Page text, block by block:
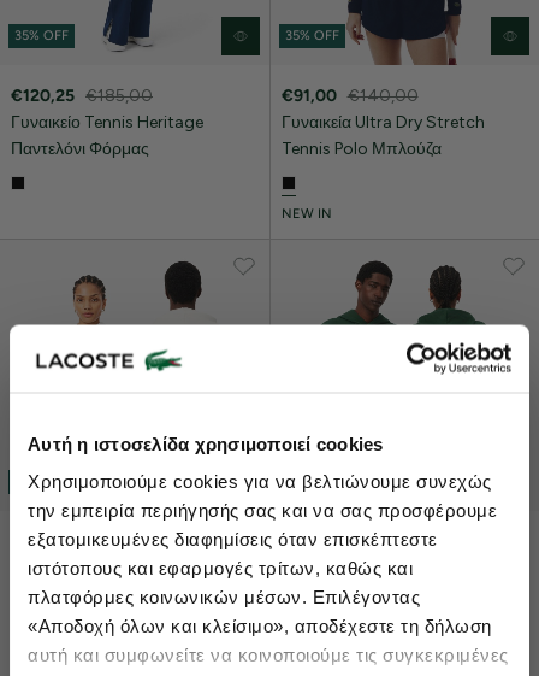
Αυτή η ιστοσελίδα χρησιμοποιεί cookies
Χρησιμοποιούμε cookies για να βελτιώνουμε συνεχώς
την εμπειρία περιήγησής σας και να σας προσφέρουμε
εξατομικευμένες διαφημίσεις όταν επισκέπτεστε
ιστότοπους και εφαρμογές τρίτων, καθώς και
πλατφόρμες κοινωνικών μέσων. Επιλέγοντας
«Αποδοχή όλων και κλείσιμο», αποδέχεστε τη δήλωση
αυτή και συμφωνείτε να κοινοποιούμε τις συγκεκριμένες
35% OFF
€120,25 €185,00
Γυναικείο Tennis Heritage
Παντελόνι Φόρμας
35% OFF
€91,00 €140,00
Γυναικεία Ultra Dry Stretch
Tennis Polo Μπλούζα
NEW IN
35% OFF
€143,00
€220,00
Unisex Roland-Garros Edition
Hoodie
ONLINE EXCLUSIVE
35% OFF
€143,00 €220,00
Unisex Roland-Garros Edition
Hoodie
ONLINE EXCLUSIVE
Lacoste Essentials Await
σας αγορά.
Ενδιαφέρομαι για:
Ανδρικά Παιδικά